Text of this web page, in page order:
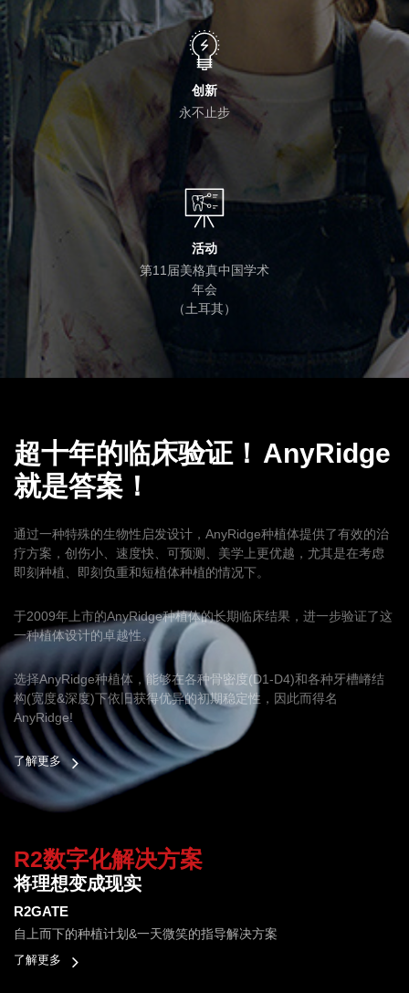
按Enter键进行搜索或按ESC键关闭
创新
永不止步
活动
第11届美格真中国学术
年会
（土耳其）
超十年的临床验证！ AnyRidge
就是答案！
通过一种特殊的生物性启发设计，AnyRidge种植体提供了有效的治
疗方案，创伤小、速度快、可预测、美学上更优越，尤其是在考虑
即刻种植、即刻负重和短植体种植的情况下。
于2009年上市的AnyRidge种植体的长期临床结果，进一步验证了这
一种植体设计的卓越性。
选择AnyRidge种植体，能够在各种骨密度(D1-D4)和各种牙槽嵴结
构(宽度&深度)下依旧获得优异的初期稳定性，因此而得名
AnyRidge!
了解更多
R2数字化解决方案
将理想变成现实
R2GATE
自上而下的种植计划&一天微笑的指导解决方案
了解更多